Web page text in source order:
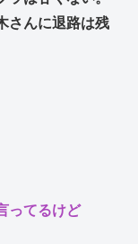
さんに退路は残
ってるけど